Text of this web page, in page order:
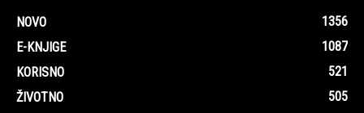
NOVO
1356
E-KNJIGE
1087
KORISNO
521
ŽIVOTNO
505